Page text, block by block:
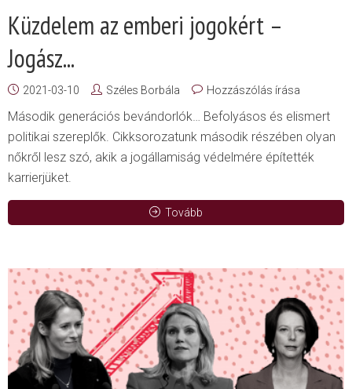
Küzdelem az emberi jogokért –
Jogász...
2021-03-10 Széles Borbála Hozzászólás írása
Második generációs bevándorlók… Befolyásos és elismert
politikai szereplők. Cikksorozatunk második részében olyan
nőkről lesz szó, akik a jogállamiság védelmére építették
karrierjüket.
Tovább